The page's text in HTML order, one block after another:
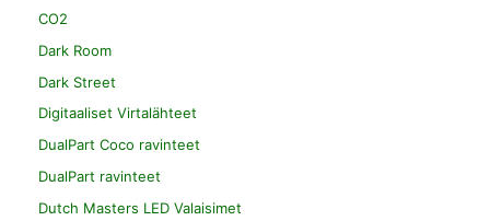
CO2
Dark Room
Dark Street
Digitaaliset Virtalähteet
DualPart Coco ravinteet
DualPart ravinteet
Dutch Masters LED Valaisimet